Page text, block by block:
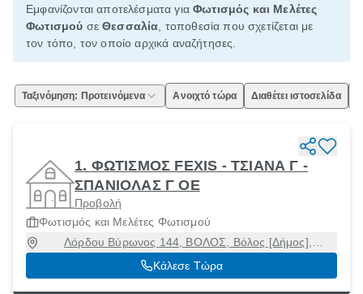
Εμφανίζονται αποτελέσματα γιαΦωτισμός και Μελέτες
Φωτισμού σεΘεσσαλία , τοποθεσία που σχετίζεται με
τον τόπο, τον οποίο αρχικά αναζήτησες.
Ταξινόμηση: Προτεινόμενα Ανοιχτό τώρα Διαθέτει ιστοσελίδα
1. ΦΩΤΙΣΜΟΣ FEXIS - ΤΣΙΑΝΑ Γ -
ΣΠΑΝΙΟΛΑΣ Γ ΟΕ
Προβολή
Φωτισμός και Μελέτες Φωτισμού
Λόρδου Βύρωνος 144, ΒΟΛΟΣ, Βόλος [Δήμος],
Μαγνησία, 38221
Κάλεσε Τώρα